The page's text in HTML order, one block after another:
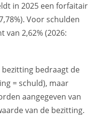
in 2025 een forfaitair
Voor schulden
2,62% (2026:
bezitting bedraagt de
= schuld), maar
aangegeven van
van de bezitting.